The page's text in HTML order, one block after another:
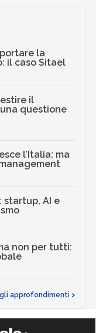
la
il caso Sitael
il
questione
l’Italia: ma
startup, AI e
non per tutti:
approfondimenti >